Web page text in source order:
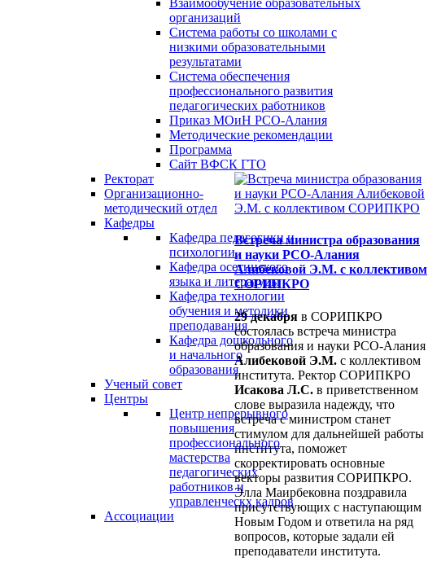
Взаимообучение образовательных
организаций
Система работы со школами с
низкими образовательными
результатами
Система обеспечения
профессионального развития
педагогических работников
Приказ МОиН РСО-Алания
Методические рекомендации
Программа
Сайт ВФСК ГТО
Ректорат
Организационно-
методический отдел
Кафедры
Кафедра педагогики и
психологии
Кафедра осетинского
языка и литературы
Кафедра технологии
обучения и методики
преподавания
Кафедра дошкольного
и начального
образования
Ученый совет
Центры
Центр непрерывного
повышения
профессионального
мастерства
педагогических
работников и
управленческх кадров
Ассоциации
Встреча министра образования
и науки РСО-Алания
Алибековой Э.М. с коллективом
СОРИПКРО
29 декабря в СОРИПКРО
состоялась встреча министра
образования и науки РСО-Алания
Алибековой Э.М. с коллективом
института. Ректор СОРИПКРО
Исакова Л.С. в приветственном
слове выразила надежду, что
встреча с министром станет
стимулом для дальнейшей работы
института, поможет
скорректировать основные
векторы развития СОРИПКРО.
Элла Маирбековна поздравила
присутствующих с наступающим
Новым Годом и ответила на ряд
вопросов, которые задали ей
преподаватели института.